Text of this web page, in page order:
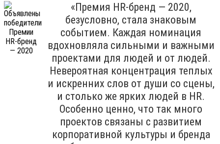
«Премия HR-бренд — 2020,
безусловно, стала знаковым
событием. Каждая номинация
вдохновляла сильными и важными
проектами для людей и от людей.
Невероятная концентрация теплых
и искренних слов от души со сцены,
и столько же ярких людей в HR.
Особенно ценно, что так много
проектов связаны с развитием
корпоративной культуры и бренда